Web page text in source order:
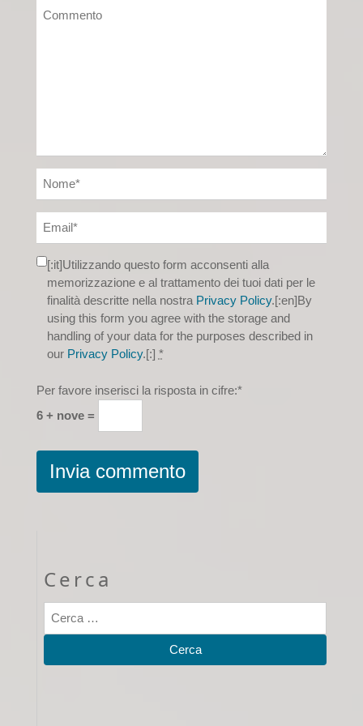
[:it]Utilizzando questo form acconsenti alla
memorizzazione e al trattamento dei tuoi dati per le
finalità descritte nella nostra Privacy Policy.[:en]By
using this form you agree with the storage and
handling of your data for the purposes described in
our Privacy Policy.[:] *
Per favore inserisci la risposta in cifre:*
6 + nove =
Cerca